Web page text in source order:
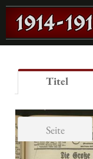
Titel
Seite